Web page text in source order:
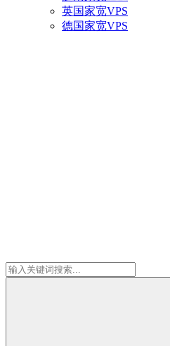
英国家宽VPS
德国家宽VPS